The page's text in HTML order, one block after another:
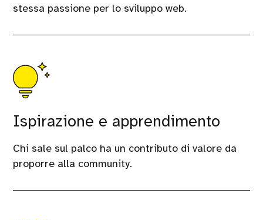
stessa passione per lo sviluppo web.
Ispirazione e apprendimento
Chi sale sul palco ha un contributo di valore da
proporre alla community.